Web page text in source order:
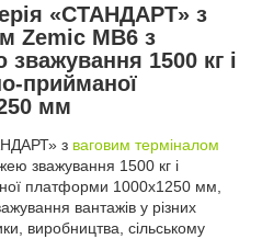
«СТАНДАРТ» з
Zemic MB6 з
1500 кг і
прийманої
мм
з ваговим терміналом
зважування 1500 кг і
платформи 1000х1250 мм,
вантажів у різних
виробництва, сільському